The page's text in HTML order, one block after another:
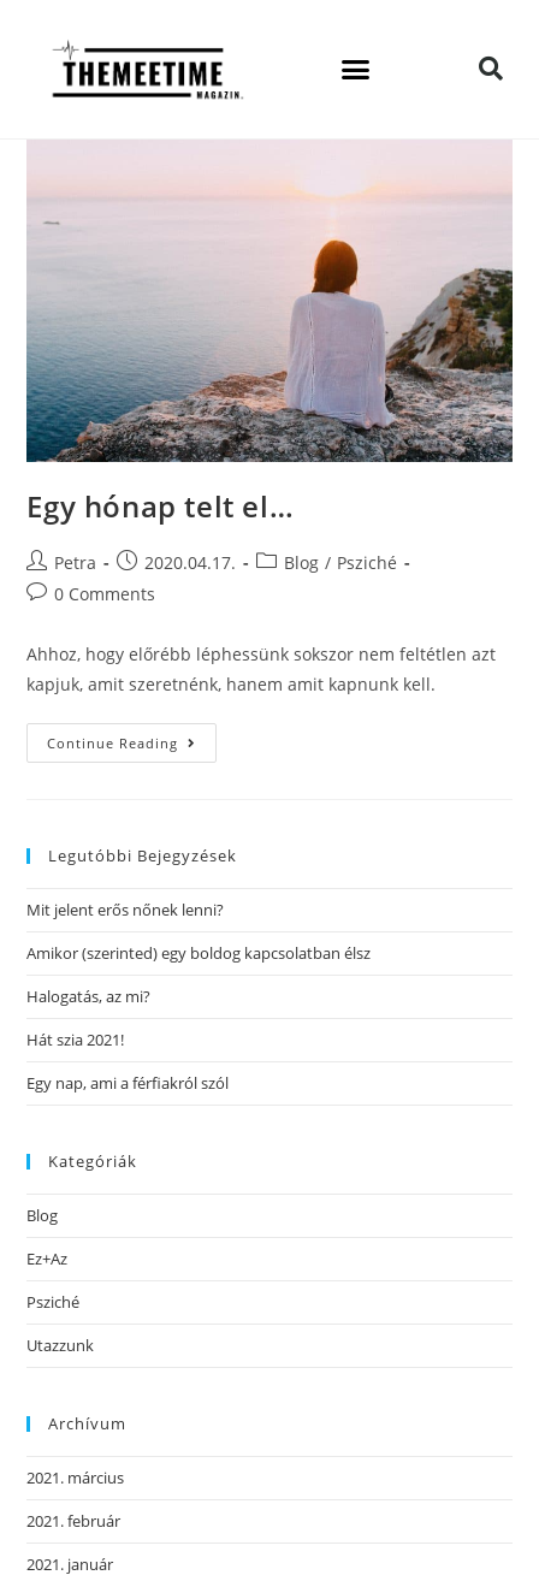
Egy hónap telt el…
Petra 2020.04.17. Blog / Psziché
0 Comments
Ahhoz, hogy előrébb léphessünk sokszor nem feltétlen azt
kapjuk, amit szeretnénk, hanem amit kapnunk kell.
Continue Reading
Legutóbbi Bejegyzések
Mit jelent erős nőnek lenni?
Amikor (szerinted) egy boldog kapcsolatban élsz
Halogatás, az mi?
Hát szia 2021!
Egy nap, ami a férfiakról szól
Kategóriák
Blog
Ez+Az
Psziché
Utazzunk
Archívum
2021. március
2021. február
2021. január